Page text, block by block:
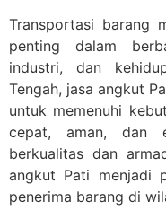
Transportasi barang
penting dalam
industri, dan
Tengah, jasa angkut
untuk memenuhi
cepat, aman, dan
berkualitas dan
angkut Pati menjadi
penerima barang di